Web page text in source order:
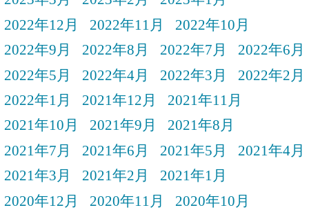
2022年12月
2022年11月
2022年10月
2022年9月
2022年8月 2022年7月
2022年6月
2022年5月
2022年4月 2022年3月
2022年2月
2022年1月
2021年12月
2021年11月
2021年10月
2021年9月
2021年8月
2021年7月
2021年6月 2021年5月
2021年4月
2021年3月
2021年2月
2021年1月
2020年12月
2020年11月
2020年10月